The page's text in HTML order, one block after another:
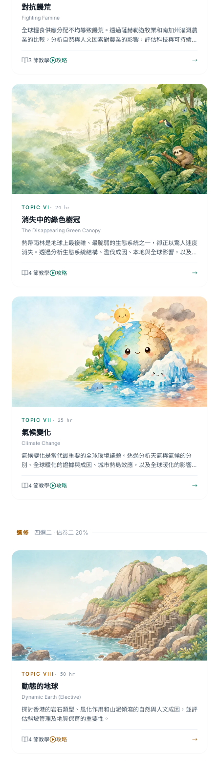
對抗饑荒
Fighting Famine
全球糧食供應分配不均導致饑荒。透過薩赫勒遊牧業和南加州灌溉農
業的比較，分析自然與人文因素對農業的影響，評估科技與可持續
3 節教學 攻略 →
TOPIC VI · 24 hr
消失中的綠色樹冠
The Disappearing Green Canopy
熱帶雨林是地球上最複雜、最脆弱的生態系統之一，卻正以驚人速度
消失。透過分析生態系統結構、濫伐成因、本地與全球影響，以及
4 節教學 攻略 →
TOPIC VII · 25 hr
氣候變化
Climate Change
氣候變化是當代最重要的全球環境議題。透過分析天氣與氣候的分
別、全球暖化的證據與成因、城市熱島效應，以及全球暖化的影響和
4 節教學 攻略 →
選修 四選二 · 佔卷二 20%
TOPIC VIII · 50 hr
動態的地球
Dynamic Earth (Elective)
探討香港的岩石類型、風化作用和山泥傾瀉的自然與人文成因，並評
估斜坡管理及地質保育的重要性。
4 節教學 攻略 →